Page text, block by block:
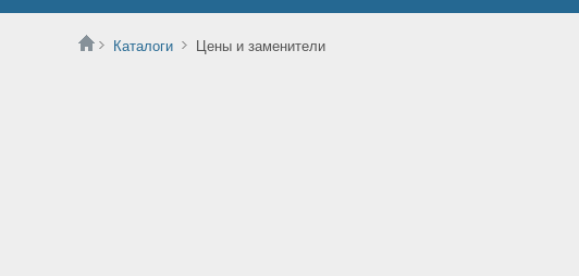
Каталоги Цены и заменители